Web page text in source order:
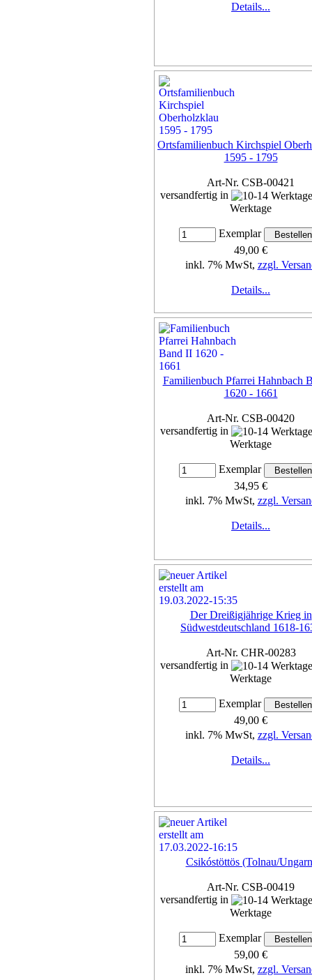
Details...
Ortsfamilienbuch Kirchspiel
1595 - 1795
Art-Nr. CSB-00421
versandfertig in
Werktage
Exemplar
49,00 €
inkl. 7% MwSt, zzgl.
Details...
Familienbuch Pfarrei Hahnbach
1620 - 1661
Art-Nr. CSB-00420
versandfertig in
Werktage
Exemplar
34,95 €
inkl. 7% MwSt, zzgl.
Details...
Der Dreißigjährige Krieg in
Südwestdeutschland 1618-
Art-Nr. CHR-00283
versandfertig in
Werktage
Exemplar
49,00 €
inkl. 7% MwSt, zzgl.
Details...
Csikóstöttös (Tolnau/
Art-Nr. CSB-00419
versandfertig in
Werktage
Exemplar
59,00 €
inkl. 7% MwSt, zzgl.